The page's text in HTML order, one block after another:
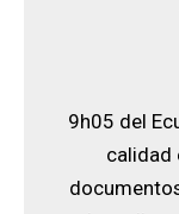
9h05 del
calidad